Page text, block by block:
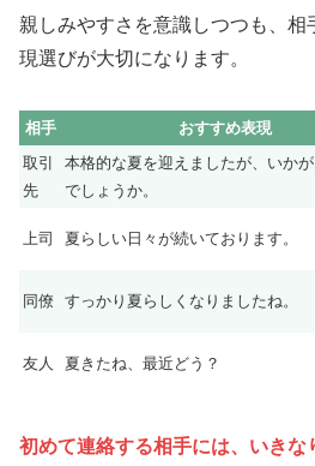
親しみやすさを意識しつつも、相
現選びが大切になります。
相手 おすすめ表現
取引
先
本格的な夏を迎えましたが、いか
でしょうか。
上司 夏らしい日々が続いております。
同僚 すっかり夏らしくなりましたね。
友人 夏きたね、最近どう？
初めて連絡する相手には、いきな